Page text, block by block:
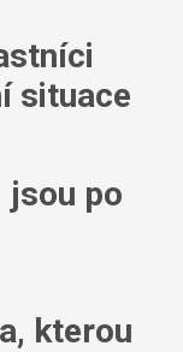
situace
jsou po
kterou